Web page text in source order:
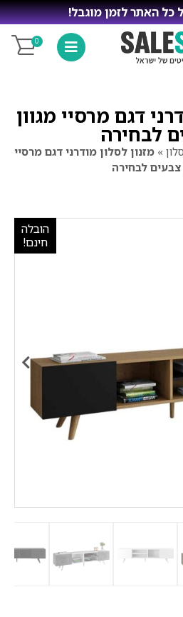
כל האתר לזמן מוגבל!
0
דגם מרסיי מגוון
לבחירה
» מזנון לסלון מודרני דגם מרסיי
צבעים לבחירה
הובלה
חינם!